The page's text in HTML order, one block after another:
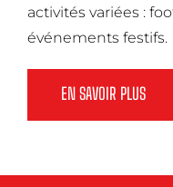
activités variées :
événements festifs.
EN SAVOIR PLUS